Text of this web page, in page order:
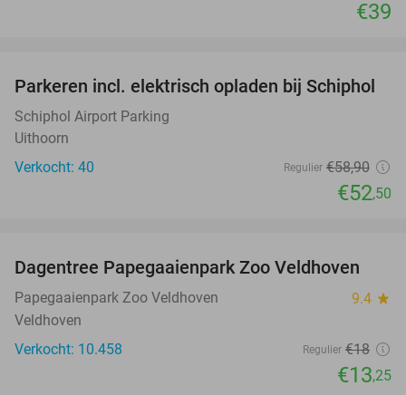
€39
11%
Parkeren incl. elektrisch opladen bij Schiphol
Schiphol Airport Parking
Uithoorn
Verkocht: 40
Regulier €58,90
€52,50
26%
Dagentree Papegaaienpark Zoo Veldhoven
Papegaaienpark Zoo Veldhoven 9.4 star
Veldhoven
Verkocht: 10.458
Regulier €18
€13,25